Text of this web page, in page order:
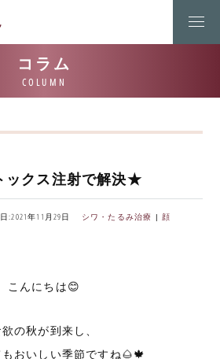
ックス注射で解決★
:2021年11月29日 シワ・たるみ治療 |顔
こんにちは😊
の秋が到来し、
おいしい季節ですね🌰🍁